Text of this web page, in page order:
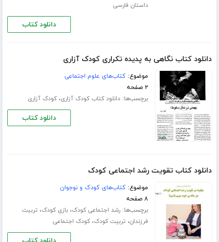
داستان فارسی
دانلود کتاب
دانلود کتاب نگاهی به پدیده تکراری کودک آزاری
موضوع:کتاب‌های علوم اجتماعی
۲ صفحه
برچسب‌ها:دانلود کتاب کودک آزاری،کودک آزاری
دانلود کتاب
دانلود کتاب تقویت رشد اجتماعی کودک
موضوع:کتاب‌های کودک و نوجوان
۸ صفحه
برچسب‌ها:رشد اجتماعی کودک،بازی کودک، تربیت
فرزندان، تربیت کودک،کودک اجتماعی